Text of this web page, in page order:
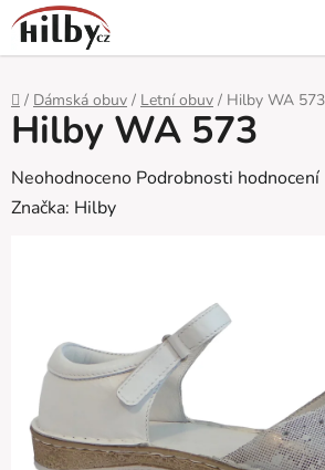
Přejít
na
obsah
Domů
/ Dámská obuv / Letní obuv / Hilby WA 573
Hilby WA 573
Průměrné
hodnocení
hvězdiček.
Neohodnoceno Podrobnosti hodnocení
Značka: Hilby